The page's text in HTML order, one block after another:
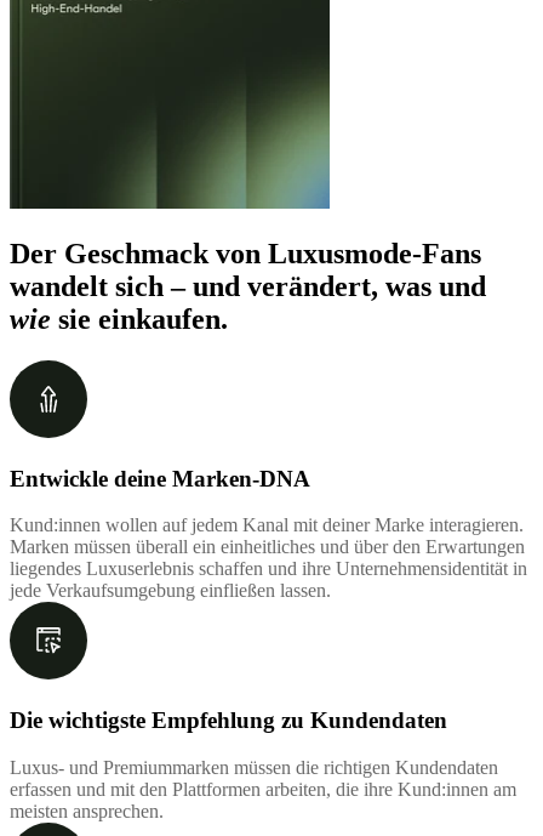
Der Geschmack von Luxusmode-Fans
wandelt sich – und verändert, was und
wie sie einkaufen.
Entwickle deine Marken-DNA
Kund:innen wollen auf jedem Kanal mit deiner Marke interagieren.
Marken müssen überall ein einheitliches und über den Erwartungen
liegendes Luxuserlebnis schaffen und ihre Unternehmensidentität in
jede Verkaufsumgebung einfließen lassen.
Die wichtigste Empfehlung zu Kundendaten
Luxus- und Premiummarken müssen die richtigen Kundendaten
erfassen und mit den Plattformen arbeiten, die ihre Kund:innen am
meisten ansprechen.